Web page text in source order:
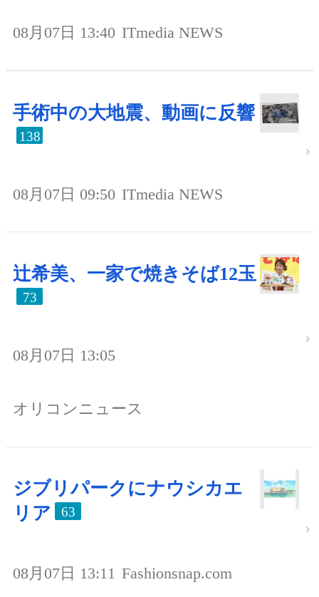
08月07日 13:40 ITmedia NEWS
手術中の大地震、動画に反響
138
08月07日 09:50 ITmedia NEWS
辻希美、一家で焼きそば12玉
73
08月07日 13:05
オリコンニュース
ジブリパークにナウシカエ
リア
63
08月07日 13:11 Fashionsnap.com